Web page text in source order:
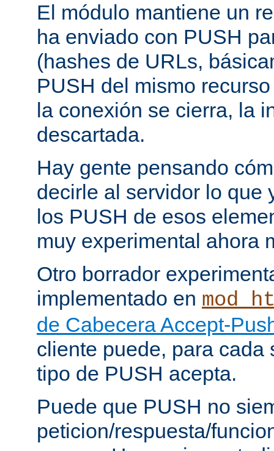
El módulo mantiene un
ha enviado con PUSH
(hashes de URLs,
PUSH del mismo
la conexión se cierra, la
descartada.
Hay gente pensando
decirle al servidor lo que
los PUSH de esos
muy experimental ahora
Otro borrador
implementado en
de Cabecera Accept-
cliente puede, para cada
tipo de PUSH acepta.
Puede que PUSH no
peticion/respuesta/